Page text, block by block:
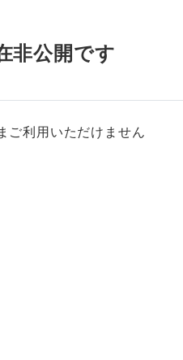
非公開です
ご利用いただけません